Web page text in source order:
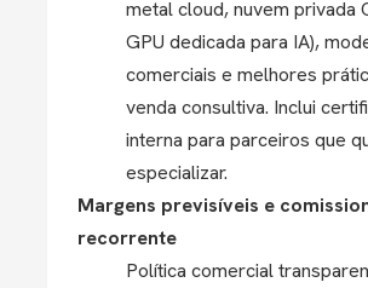
metal cloud, nuvem privada
GPU dedicada para IA),
comerciais e melhores
venda consultiva. Inclui
interna para parceiros que
especializar.
Margens previsíveis e
recorrente
Política comercial